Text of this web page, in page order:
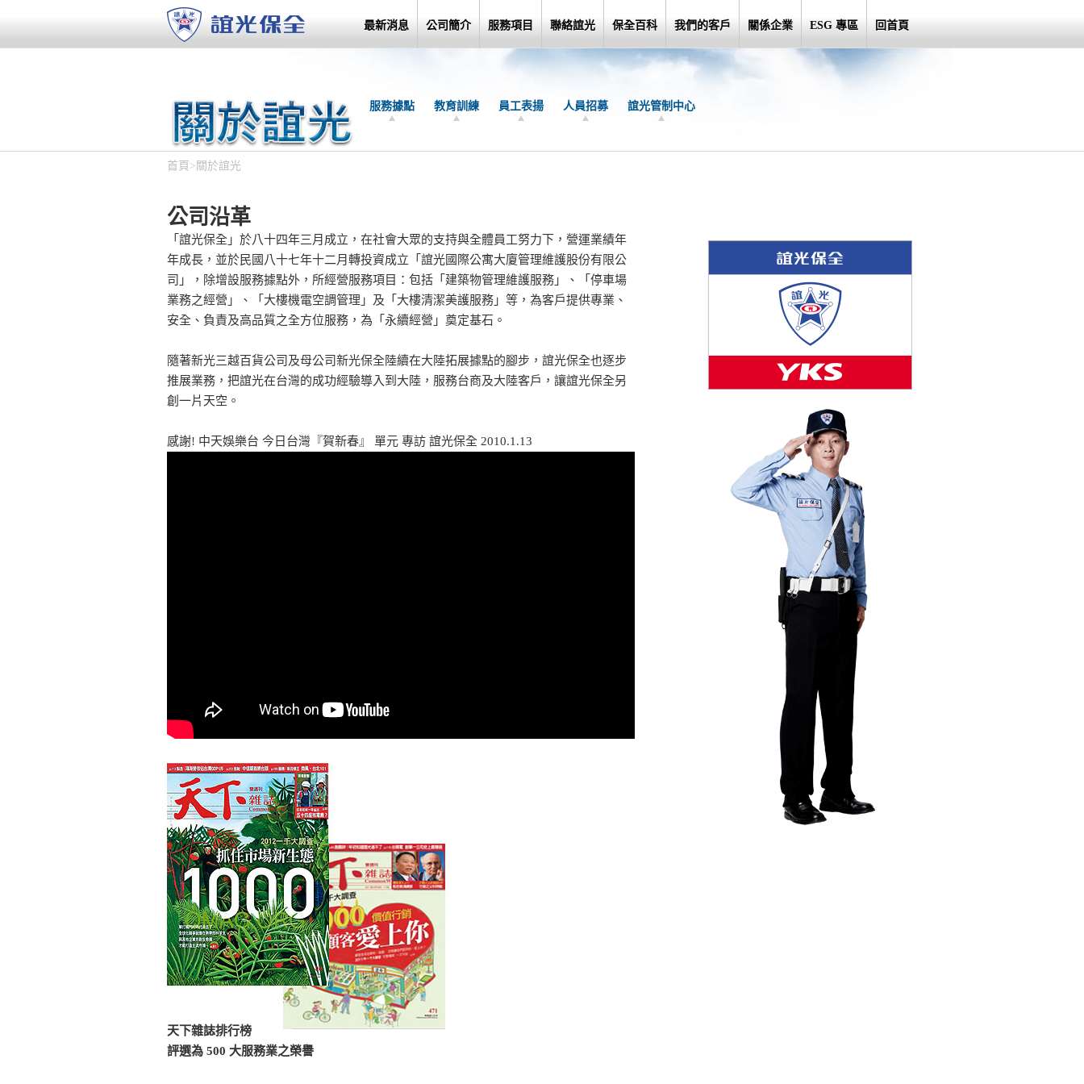
最新消息 公司簡介 服務項目 聯絡誼光 保全百科 我們的客戶 關係企業 ESG 專區 回首頁
服務據點 教育訓練 員工表揚 人員招募 誼光管制中心
首頁 > 關於誼光
公司沿革
「誼光保全」於八十四年三月成立，在社會大眾的支持與全體員工努力下，營運業績年
年成長，並於民國八十七年十二月轉投資成立「誼光國際公寓大廈管理維護股份有限公
司」，除增設服務據點外，所經營服務項目：包括「建築物管理維護服務」、「停車場
業務之經營」、「大樓機電空調管理」及「大樓清潔美護服務」等，為客戶提供專業、
安全、負責及高品質之全方位服務，為「永續經營」奠定基石。
隨著新光三越百貨公司及母公司新光保全陸續在大陸拓展據點的腳步，誼光保全也逐步
推展業務，把誼光在台灣的成功經驗導入到大陸，服務台商及大陸客戶，讓誼光保全另
創一片天空。
感謝! 中天娛樂台 今日台灣『賀新春』 單元 專訪 誼光保全 2010.1.13
天下雜誌排行榜
評選為 500 大服務業之榮譽